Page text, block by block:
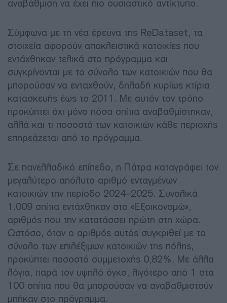
αναβάθμιση να έχει πιο ουσιαστικό αντίκτυπο.
Σύμφωνα με τη νέα έρευνα της ReDataset, τα
στοιχεία αφορούν αποκλειστικά κατοικίες που
εντάχθηκαν τελικά στο πρόγραμμα και
συγκρίνονται με το σύνολο των κατοικιών που θα
μπορούσαν να ενταχθούν, δηλαδή κυρίως κτίρια
κατασκευής έως το 2011. Με αυτόν τον τρόπο
προκύπτει όχι μόνο πόσα σπίτια αναβαθμίστηκαν,
αλλά και τι ποσοστό των κατοικιών κάθε περιοχής
επηρεάζεται από το πρόγραμμα.
Σε πανελλαδικό επίπεδο, η Πάτρα καταγράφει τον
μεγαλύτερο απόλυτο αριθμό ενταγμένων
κατοικιών την περίοδο 2024–2025. Συνολικά
1.009 σπίτια εντάχθηκαν στο «Εξοικονομώ»,
αριθμός που την κατατάσσει πρώτη στη χώρα.
Ωστόσο, όταν ο αριθμός αυτός συγκριθεί με το
σύνολο των επιλέξιμων κατοικιών της πόλης,
προκύπτει ποσοστό συμμετοχής 0,82%. Με άλλα
λόγια, παρά τον υψηλό όγκο, λιγότερο από 1 στα
100 σπίτια που θα μπορούσαν να αναβαθμιστούν
μπήκαν στο πρόγραμμα.